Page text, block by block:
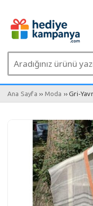
Ana Sayfa ›› Moda ›› Gri-